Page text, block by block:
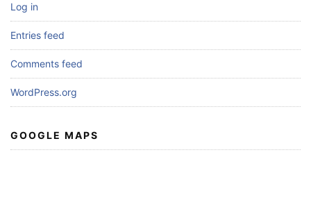
Log in
Entries feed
Comments feed
WordPress.org
GOOGLE MAPS